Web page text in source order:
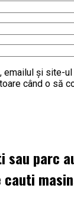
emailul și site-
când o să
sau parc